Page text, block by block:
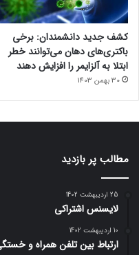
کشف جدید دانشمندان: برخی
باکتری‌های دهان می‌توانند خطر
ابتلا به آلزایمر را افزایش دهند
30 بهمن 1403
مطالب پر بازدید
25 اردیبهشت 1402
لایسنس اشتراکی
10 اردیبهشت 1402
ارتباط بین تلفن همراه و